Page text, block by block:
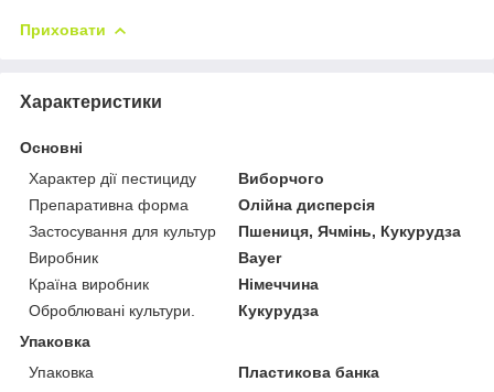
Приховати
Характеристики
Основні
Характер дії пестициду
Виборчого
Препаративна форма
Олійна дисперсія
Застосування для культур
Пшениця, Ячмінь, Кукурудза
Виробник
Bayer
Країна виробник
Німеччина
Оброблювані культури.
Кукурудза
Упаковка
Упаковка
Пластикова банка